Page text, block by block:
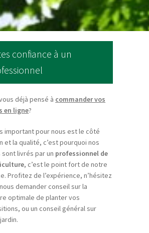
confiance à un
déjà pensé à commander vos
en ligne?
important pour nous est le côté
et la qualité, c’est pourquoi nos
sont livrés par un professionnel de
, c’est le point fort de notre
Profitez de l’expérience, n’hésitez
demander conseil sur la
optimale de planter vos
ou un conseil général sur